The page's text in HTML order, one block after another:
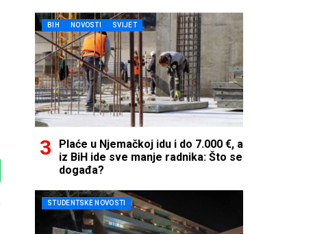
BIH NOVOSTI SVIJET
Plaće u Njemačkoj idu i do 7.000 €, a
iz BiH ide sve manje radnika: Što se
događa?
STUDENTSKE NOVOSTI